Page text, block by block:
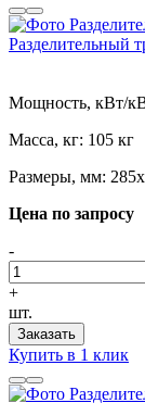
Разделительный
Мощность, кВт/
Масса, кг: 105 кг
Размеры, мм:
Цена по запросу
-
+
шт.
Заказать
Купить в 1 клик